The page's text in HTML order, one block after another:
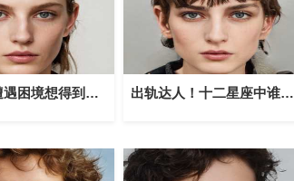
风象星座遭遇困境想得到何种安慰？ 出轨达人！十二星座中谁最容易出轨